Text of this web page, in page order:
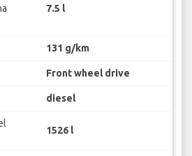
7.5 l
131 g/km
Front wheel drive
diesel
1526 l